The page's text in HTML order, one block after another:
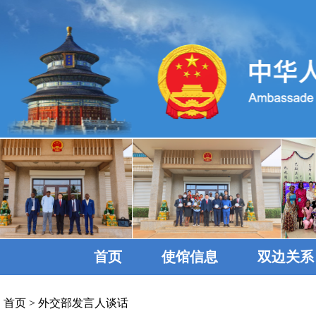
首页 使馆信息 双边关系
首页 > 外交部发言人谈话